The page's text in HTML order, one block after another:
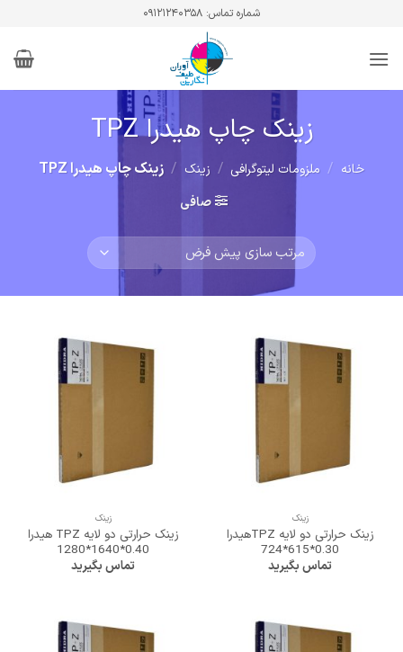
content
شماره تماس: ۰۹۱۲۱۲۴۰۳۵۸
زینک چاپ هیدرا TPZ
خانه / ملزومات لیتوگرافی / زینک / زینک چاپ هیدرا TPZ
صافی
زینک
زینک حرارتی دو لایه TPZهیدرا
0.30*615*724
تماس بگیرید
زینک
زینک حرارتی دو لایه TPZ هیدرا
0.40*1640*1280
تماس بگیرید